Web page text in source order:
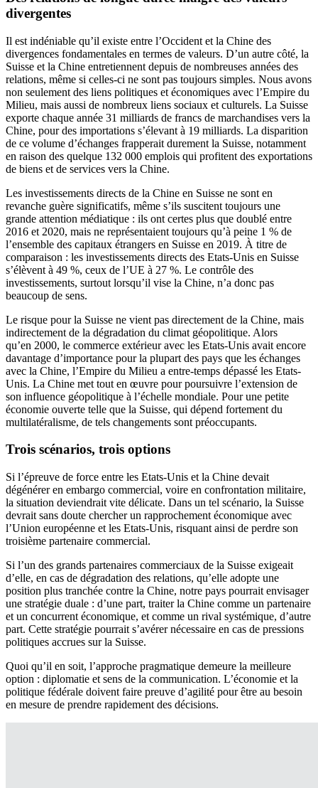
divergentes
Il est indéniable qu’il existe entre l’Occident et la Chine des
divergences fondamentales en termes de valeurs. D’un autre côté, la
Suisse et la Chine entretiennent depuis de nombreuses années des
relations, même si celles-ci ne sont pas toujours simples. Nous avons
non seulement des liens politiques et économiques avec l’Empire du
Milieu, mais aussi de nombreux liens sociaux et culturels. La Suisse
exporte chaque année 31 milliards de francs de marchandises vers la
Chine, pour des importations s’élevant à 19 milliards. La disparition
de ce volume d’échanges frapperait durement la Suisse, notamment
en raison des quelque 132 000 emplois qui profitent des exportations
de biens et de services vers la Chine.
Les investissements directs de la Chine en Suisse ne sont en
revanche guère significatifs, même s’ils suscitent toujours une
grande attention médiatique : ils ont certes plus que doublé entre
2016 et 2020, mais ne représentaient toujours qu’à peine 1 % de
l’ensemble des capitaux étrangers en Suisse en 2019. À titre de
comparaison : les investissements directs des Etats-Unis en Suisse
s’élèvent à 49 %, ceux de l’UE à 27 %. Le contrôle des
investissements, surtout lorsqu’il vise la Chine, n’a donc pas
beaucoup de sens.
Le risque pour la Suisse ne vient pas directement de la Chine, mais
indirectement de la dégradation du climat géopolitique. Alors
qu’en 2000, le commerce extérieur avec les Etats-Unis avait encore
davantage d’importance pour la plupart des pays que les échanges
avec la Chine, l’Empire du Milieu a entre-temps dépassé les Etats-
Unis. La Chine met tout en œuvre pour poursuivre l’extension de
son influence géopolitique à l’échelle mondiale. Pour une petite
économie ouverte telle que la Suisse, qui dépend fortement du
multilatéralisme, de tels changements sont préoccupants.
Trois scénarios, trois options
Si l’épreuve de force entre les Etats-Unis et la Chine devait
dégénérer en embargo commercial, voire en confrontation militaire,
la situation deviendrait vite délicate. Dans un tel scénario, la Suisse
devrait sans doute chercher un rapprochement économique avec
l’Union européenne et les Etats-Unis, risquant ainsi de perdre son
troisième partenaire commercial.
Si l’un des grands partenaires commerciaux de la Suisse exigeait
d’elle, en cas de dégradation des relations, qu’elle adopte une
position plus tranchée contre la Chine, notre pays pourrait envisager
une stratégie duale : d’une part, traiter la Chine comme un partenaire
et un concurrent économique, et comme un rival systémique, d’autre
part. Cette stratégie pourrait s’avérer nécessaire en cas de pressions
politiques accrues sur la Suisse.
Quoi qu’il en soit, l’approche pragmatique demeure la meilleure
option : diplomatie et sens de la communication. L’économie et la
politique fédérale doivent faire preuve d’agilité pour être au besoin
en mesure de prendre rapidement des décisions.